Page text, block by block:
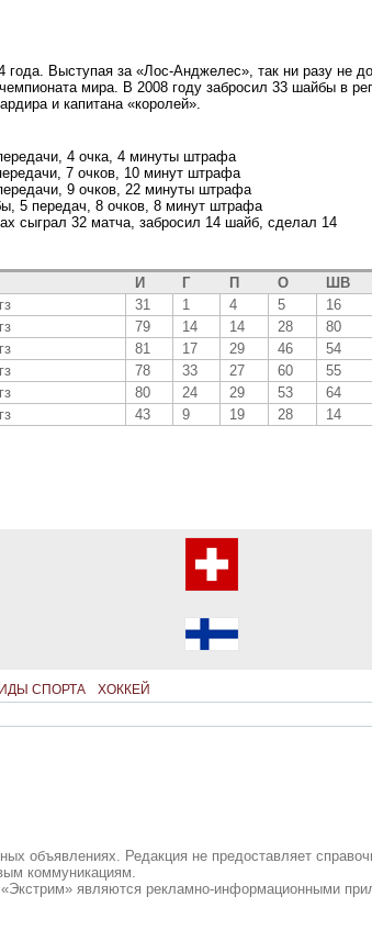
года. Выступая за «Лос-Анджелес», так ни разу не
мира. В 2008 году забросил 33 шайбы в
и капитана «королей».
4 очка, 4 минуты штрафа
7 очков, 10 минут штрафа
9 очков, 22 минуты штрафа
5 передач, 8 очков, 8 минут штрафа
сыграл 32 матча, забросил 14 шайб, сделал 14
И Г П О ШВ
31 1 4 5 16
79 14 14 28 80
81 17 29 46 54
78 33 27 60 55
80 24 29 53 64
43 9 19 28 14
СПОРТА
ХОККЕЙ
объявлениях. Редакция не предоставляет
коммуникациям.
являются рекламно-информационными